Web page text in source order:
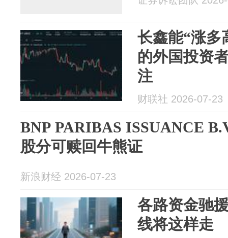
长鑫能“涨多
的外国投资
注
财联社 2026-07-23
BNP PARIBAS ISSUANCE
股分可赎回牛熊证
新浪财经 2026-07-23
各路资金驰
线将这样走